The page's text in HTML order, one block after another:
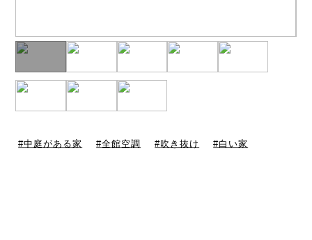
中庭がある家 全館空調 吹き抜け 白い家